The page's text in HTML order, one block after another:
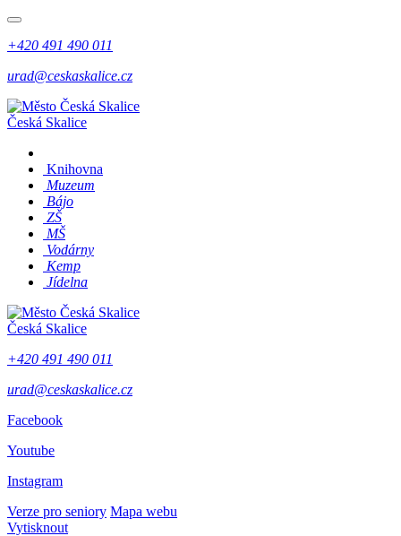
+420 491 490 011
urad@ceskaskalice.cz
Česká Skalice
Knihovna
Muzeum
Bájo
ZŠ
MŠ
Vodárny
Kemp
Jídelna
Česká Skalice
+420 491 490 011
urad@ceskaskalice.cz
Facebook
Youtube
Instagram
Verze pro seniory Mapa webu
Vytisknout